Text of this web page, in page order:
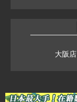
大阪店